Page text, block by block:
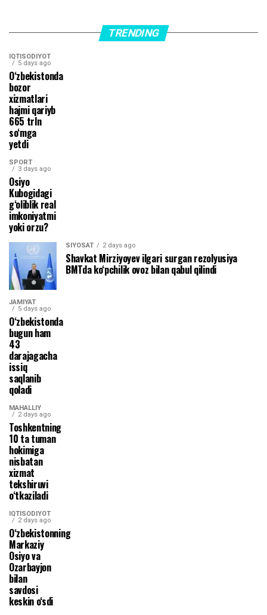
TRENDING
IQTISODIYOT
5 days ago
O‘zbekistonda
bozor
xizmatlari
hajmi qariyb
665 trln
so‘mga
yetdi
SPORT
3 days ago
Osiyo
Kubogidagi
g‘oliblik real
imkoniyatmi
yoki orzu?
SIYOSAT 2 days ago
Shavkat Mirziyoyev ilgari surgan rezolyusiya
BMTda ko‘pchilik ovoz bilan qabul qilindi
JAMIYAT
5 days ago
O‘zbekistonda
bugun ham
43
darajagacha
issiq
saqlanib
qoladi
MAHALLIY
2 days ago
Toshkentning
10 ta tuman
hokimiga
nisbatan
xizmat
tekshiruvi
o‘tkaziladi
IQTISODIYOT
2 days ago
O‘zbekistonning
Markaziy
Osiyo va
Ozarbayjon
bilan
savdosi
keskin o‘sdi